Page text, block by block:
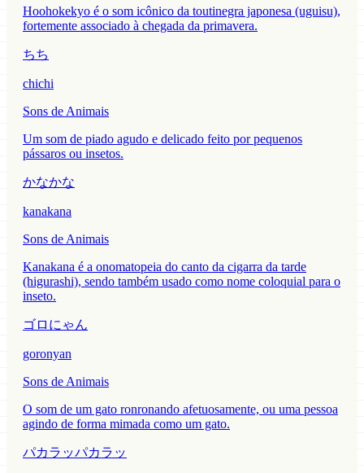
Hoohokekyo é o som icônico da toutinegra japonesa (uguisu),
fortemente associado à chegada da primavera.
ちち
chichi
Sons de Animais
Um som de piado agudo e delicado feito por pequenos
pássaros ou insetos.
かなかな
kanakana
Sons de Animais
Kanakana é a onomatopeia do canto da cigarra da tarde
(higurashi), sendo também usado como nome coloquial para o
inseto.
ゴロにゃん
goronyan
Sons de Animais
O som de um gato ronronando afetuosamente, ou uma pessoa
agindo de forma mimada como um gato.
パカラッパカラッ